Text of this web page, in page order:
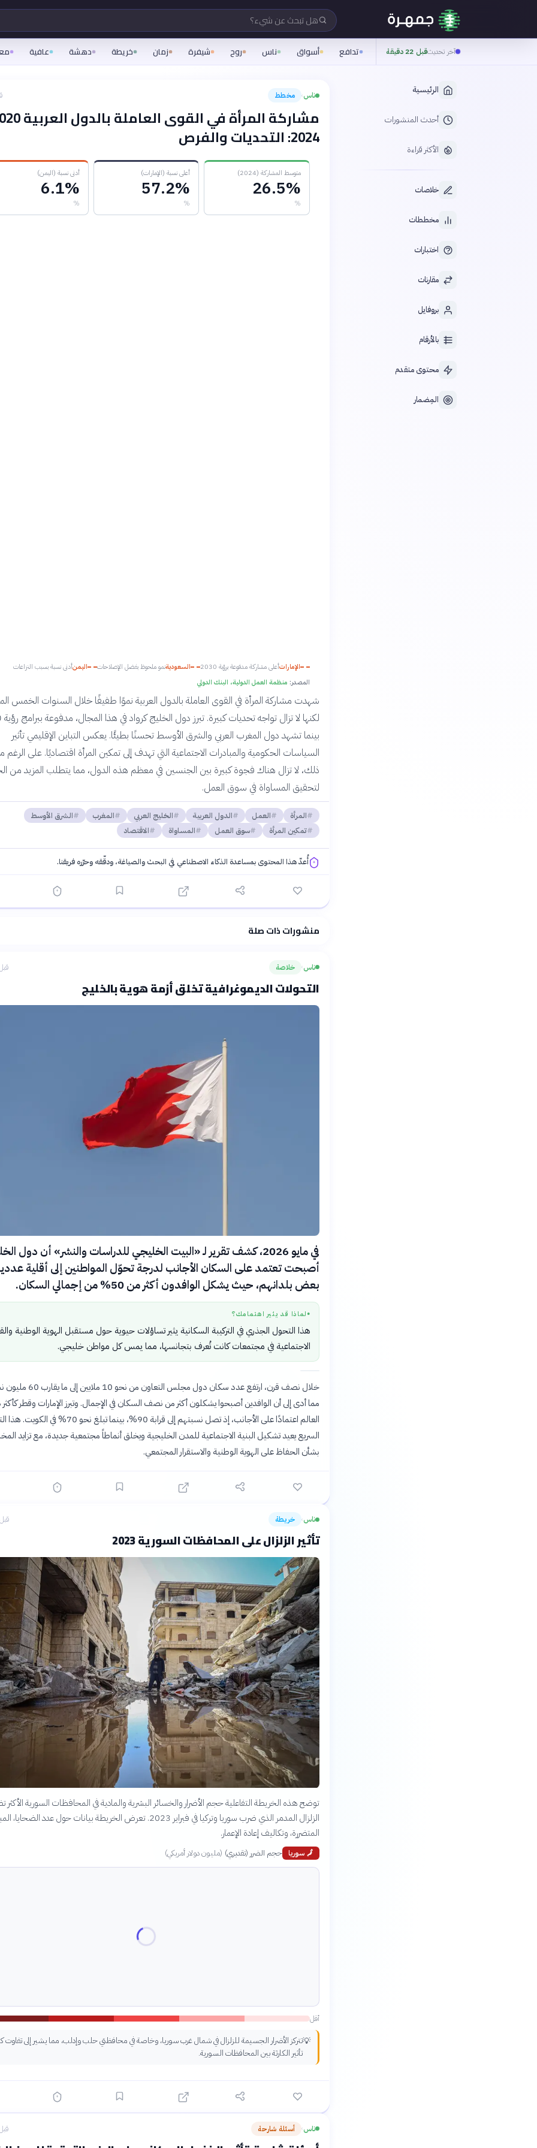
هل تبحث عن شيء؟
آخر تحديثقبل 22 دقيقة تدافع أسواق ناس روح شيفرة زمان خريطة دهشة عافية
الرئيسية
أحدث المنشورات
الأكثر قراءة
خلاصات
مخططات
اختبارات
مقارنات
بروفايل
بالأرقام
محتوى متقدم
المِضمار
ناس› مخطط
2024: التحديات والفرص
متوسط المشاركة (2024)
26.5%
%
أعلى نسبة (الإمارات)
57.2%
%
أدنى نسبة (اليمن)
6.1%
%
الإماراتأعلى مشاركة مدفوعة برؤية 2030 السعوديةنمو ملحوظ بفضل الإصلاحات اليمنأدنى نسبة بسبب النزاعات
المصدر: منظمة العمل الدولية، البنك الدولي
شهدت مشاركة المرأة في القوى العاملة بالدول العربية نموًا طفيفًا خلال السنوات الخمس
بينما تشهد دول المغرب العربي والشرق الأوسط تحسنًا بطيئًا. يعكس التباين الإقليمي تأثير
السياسات الحكومية والمبادرات الاجتماعية التي تهدف إلى تمكين المرأة اقتصاديًا. على الرغم
ذلك، لا تزال هناك فجوة كبيرة بين الجنسين في معظم هذه الدول، مما يتطلب المزيد من
لتحقيق المساواة في سوق العمل.
المرأة العمل الدول العربية الخليج العربي المغرب
الشرق الأوسط
تمكين المرأة
سوق العمل المساواة الاقتصاد
أُعدّ هذا المحتوى بمساعدة الذكاء الاصطناعي في البحث والصياغة، ودقّقه وحرّره فريقنا.
منشورات ذات صلة
ناس› خلاصة قبل 32
التحولات الديموغرافية تخلق أزمة هوية بالخليج
في مايو 2026، كشف تقرير لـ «البيت الخليجي للدراسات والنشر» أن دول
أصبحت تعتمد على السكان الأجانب لدرجة تحوّل المواطنين إلى أقلية
بعض بلدانهم، حيث يشكل الوافدون أكثر من 50% من إجمالي السكان.
● لماذا قد يثير اهتمامك؟
هذا التحول الجذري في التركيبة السكانية يثير تساؤلات حيوية حول مستقبل الهوية الوطنية
الاجتماعية في مجتمعات كانت تُعرف بتجانسها، مما يمس كل مواطن خليجي.
خلال نصف قرن، ارتفع عدد سكان دول مجلس التعاون من
مما أدى إلى أن الوافدين أصبحوا يشكلون أكثر من نصف السكان في الإجمال. وتبرز الإمارات وقطر
العالم اعتمادًا على الأجانب، إذ تصل نسبتهم إلى قرابة 90%، بينما تبلغ نحو 70% في
السريع يعيد تشكيل البنية الاجتماعية للمدن الخليجية ويخلق أنماطاً مجتمعية جديدة، مع تزايد
بشأن الحفاظ على الهوية الوطنية والاستقرار المجتمعي.
ناس› خريطة قبل 3
تأثير الزلزال على المحافظات السورية 2023
توضح هذه الخريطة التفاعلية حجم الأضرار والخسائر البشرية والمادية في المحافظات السورية الأكثر
الزلزال المدمر الذي ضرب سوريا وتركيا في فبراير 2023. تعرض الخريطة بيانات حول عدد الضحايا،
المتضررة، وتكاليف إعادة الإعمار.
🗾 سوريا حجم الضرر (تقديري) (مليون دولار أمريكي)
أقل
💡تتركز الأضرار الجسيمة للزلزال في شمال غرب سوريا، وخاصة في محافظتي حلب وإدلب، مما يشير إلى تفاوت
تأثير الكارثة بين المحافظات السورية.
ناس› أسئلة شارحة قبل 11